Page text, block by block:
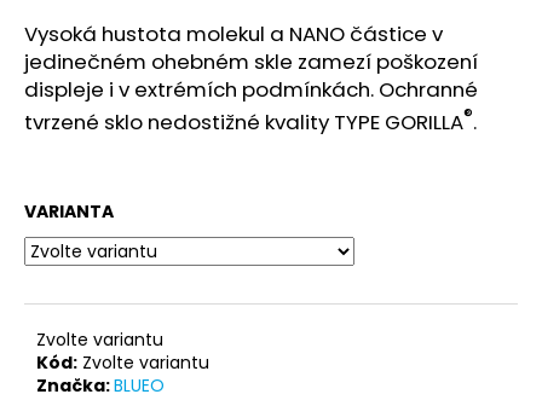
Vysoká hustota molekul a NANO částice v
jedinečném ohebném skle zamezí poškození
displeje i v extrémích podmínkách. Ochranné
tvrzené sklo nedostižné kvality TYPE GORILLA®.
VARIANTA
Zvolte variantu
Kód: Zvolte variantu
Značka:BLUEO
UNIVERZÁLNÍ
CESTOVNÍ
ADAPTÉR
DO
ZÁSUVKY
USB-
C
PORTY
(EU/UK/USA/AUS)
Kč